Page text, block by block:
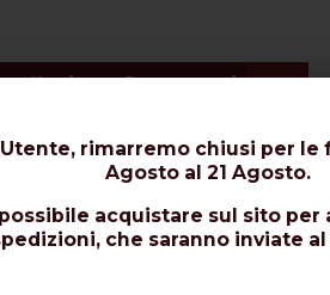
Connettori
rimarremo chiusi per le
Agosto al 21 Agosto.
acquistare sul sito
che saranno inviate